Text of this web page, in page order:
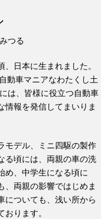
つる
日本に生まれました。
動車マニアなわたくし土
は、皆様に役立つ自動車
情報を発信してまいりま
モデル、ミニ四駆の製作
る頃には、両親の車の洗
め、中学生になる頃に
、両親の影響ではじめま
についても、浅い所から
ります。